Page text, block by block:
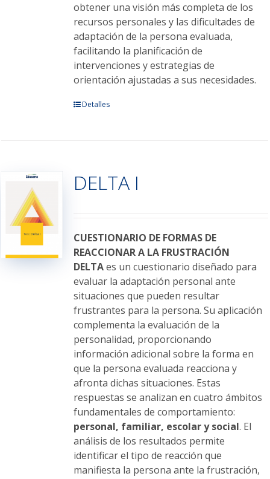
obtener una visión más completa de los
recursos personales y las dificultades de
adaptación de la persona evaluada,
facilitando la planificación de
intervenciones y estrategias de
orientación ajustadas a sus necesidades.
Este
Las
opciones
elegir
en
la
página
de
producto
Detalles
DELTA I
CUESTIONARIO DE FORMAS DE
REACCIONAR A LA FRUSTRACIÓN
DELTAes un cuestionario diseñado para
evaluar la adaptación personal ante
situaciones que pueden resultar
frustrantes para la persona. Su aplicación
complementa la evaluación de la
personalidad, proporcionando
información adicional sobre la forma en
que la persona evaluada reacciona y
afronta dichas situaciones. Estas
respuestas se analizan en cuatro ámbitos
fundamentales de comportamiento:
personal, familiar, escolar y social. El
análisis de los resultados permite
identificar el tipo de reacción que
manifiesta la persona ante la frustración,